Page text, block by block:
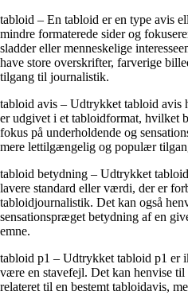
tabloid – En tabloid er en type avis
mindre formaterede sider og
sladder eller menneskelige
have store overskrifter, farverige
tilgang til journalistik.
tabloid avis – Udtrykket tabloid avis
er udgivet i et tabloidformat, hvilket
fokus på underholdende og
mere lettilgængelig og populær
tabloid betydning – Udtrykket
lavere standard eller værdi, der er
tabloidjournalistik. Det kan også
sensationspræget betydning af en
emne.
tabloid p1 – Udtrykket tabloid p1 er
være en stavefejl. Det kan henvise
relateret til en bestemt tabloidavis,